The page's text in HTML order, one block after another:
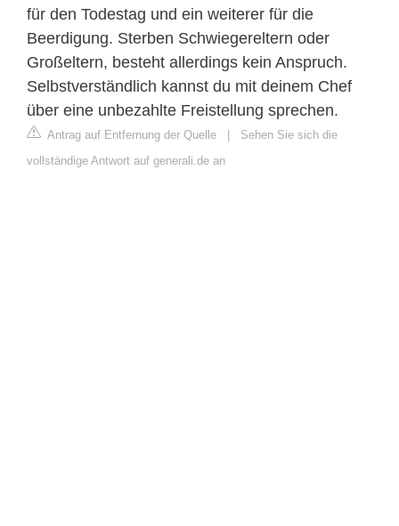
für den Todestag und ein weiterer für die
Beerdigung. Sterben Schwiegereltern oder
Großeltern, besteht allerdings kein Anspruch.
Selbstverständlich kannst du mit deinem Chef
über eine unbezahlte Freistellung sprechen.
Antrag auf Entfernung der Quelle | Sehen Sie sich die
vollständige Antwort auf generali.de an